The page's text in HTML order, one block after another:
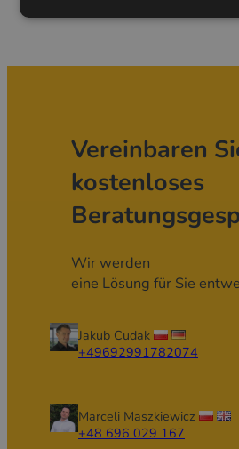
Vereinbaren
kostenloses
Wir werden
eine Lösung für Sie
Jakub Cudak
+49692991782074
Marceli Maszkiewicz
+48 696 029 167